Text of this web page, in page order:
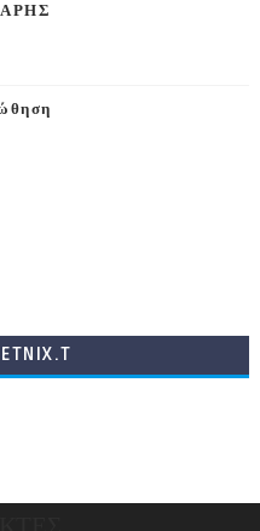
ΑΡΗΣ